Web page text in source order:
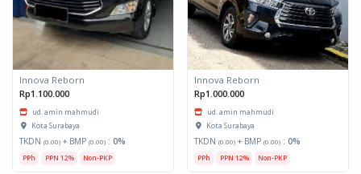
Innova Reborn
Rp1.100.000
ud. amin mahmudi
Kota Surabaya
TKDN (0.00) + BMP (0.00) : 0%
PPh PPN 12% Non-PKP
Innova Reborn
Rp1.000.000
ud. amin mahmudi
Kota Surabaya
TKDN (0.00) + BMP (0.00) : 0%
PPh PPN 12% Non-PKP